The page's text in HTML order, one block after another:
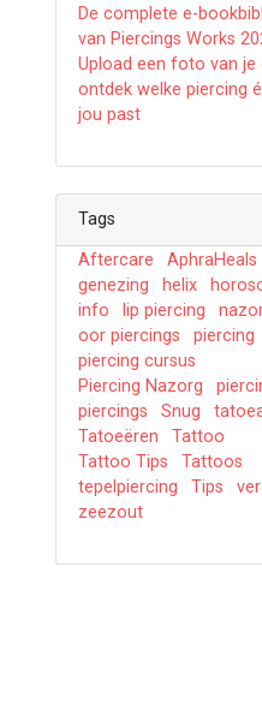
De complete e-
van Piercings Works
Upload een foto van je
ontdek welke piercing
jou past
Tags
Aftercare
AphraHeals
genezing
helix
info
lip piercing
oor piercings
piercing
piercing cursus
Piercing Nazorg
piercings
Snug
Tatoeëren
Tattoo
Tattoo Tips
Tattoos
tepelpiercing
Tips
zeezout